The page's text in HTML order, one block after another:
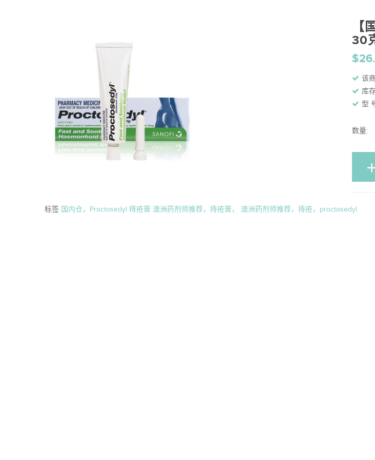
【
30
该
库
型
数量:
标签 国内仓，Proctosedyl 痔疮膏 澳洲药剂师推荐，痔疮膏， 澳洲药剂师推荐，痔疮，proctosedyl